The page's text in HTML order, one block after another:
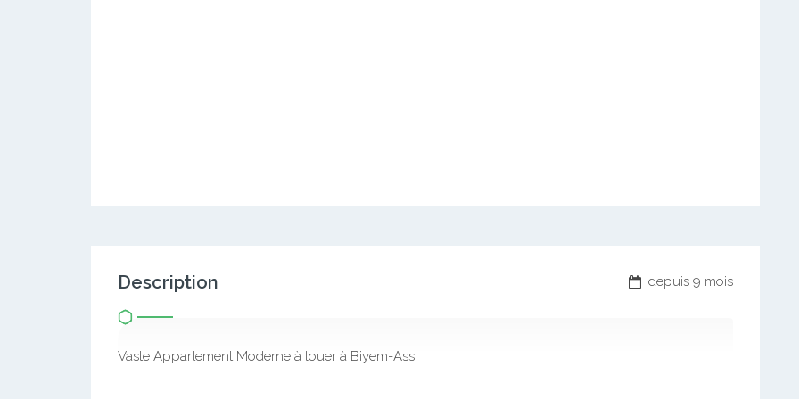
Description